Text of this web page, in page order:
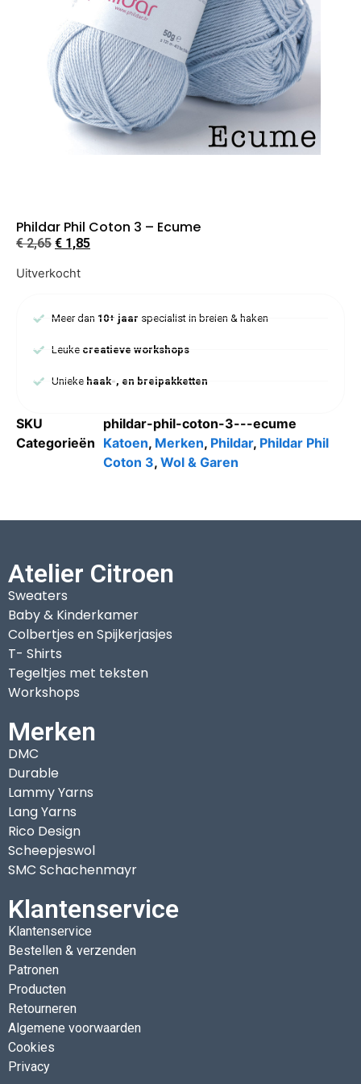
Phildar Phil Coton 3 – Ecume
€2,65 € 1,85
Uitverkocht
Meer dan 10+ jaar specialist in breien & haken
Leuke creatieve workshops
Uniekehaak-, en breipakketten
SKU
phildar-phil-coton-3---ecume
Categorieën Katoen, Merken, Phildar, Phildar Phil
Coton 3, Wol & Garen
Atelier Citroen
Sweaters
Baby & Kinderkamer
Colbertjes en Spijkerjasjes
T- Shirts
Tegeltjes met teksten
Workshops
Merken
DMC
Durable
Lammy Yarns
Lang Yarns
Rico Design
Scheepjeswol
SMC Schachenmayr
Klantenservice
Klantenservice
Bestellen & verzenden
Patronen
Producten
Retourneren
Algemene voorwaarden
Cookies
Privacy